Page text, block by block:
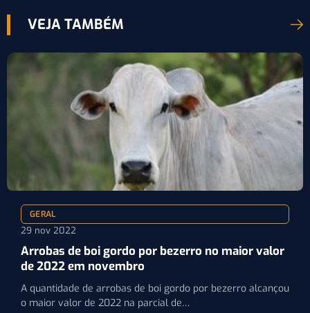
VEJA TAMBÉM
GERAL
29 nov 2022
Arrobas de boi gordo por bezerro no maior valor
de 2022 em novembro
A quantidade de arrobas de boi gordo por bezerro alcançou
o maior valor de 2022 na parcial de…